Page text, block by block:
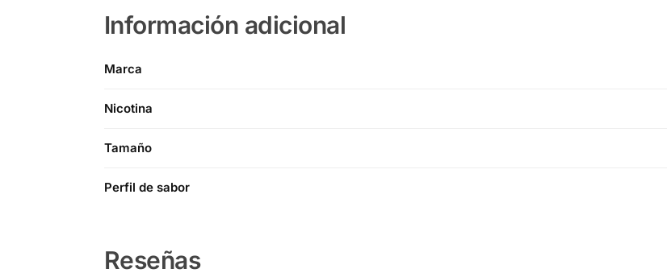
Información adicional
Marca
Nicotina
Tamaño
Perfil de sabor
Reseñas